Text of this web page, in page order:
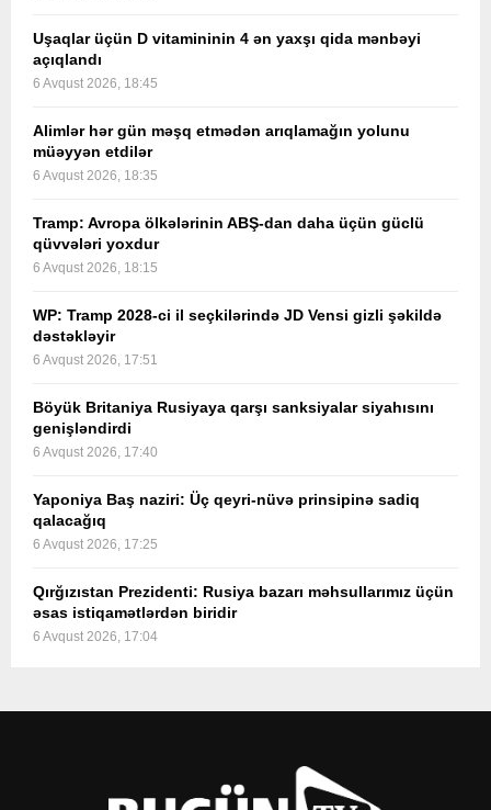
Uşaqlar üçün D vitamininin 4 ən yaxşı qida mənbəyi
açıqlandı
6 Avqust 2026, 18:45
Alimlər hər gün məşq etmədən arıqlamağın yolunu
müəyyən etdilər
6 Avqust 2026, 18:35
Tramp: Avropa ölkələrinin ABŞ-dan daha üçün güclü
qüvvələri yoxdur
6 Avqust 2026, 18:15
WP: Tramp 2028-ci il seçkilərində JD Vensi gizli şəkildə
dəstəkləyir
6 Avqust 2026, 17:51
Böyük Britaniya Rusiyaya qarşı sanksiyalar siyahısını
genişləndirdi
6 Avqust 2026, 17:40
Yaponiya Baş naziri: Üç qeyri-nüvə prinsipinə sadiq
qalacağıq
6 Avqust 2026, 17:25
Qırğızıstan Prezidenti: Rusiya bazarı məhsullarımız üçün
əsas istiqamətlərdən biridir
6 Avqust 2026, 17:04